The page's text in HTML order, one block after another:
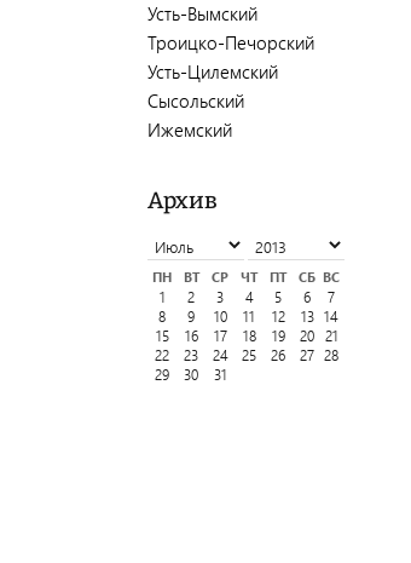
Усть-Вымский
Троицко-Печорский
Усть-Цилемский
Сысольский
Ижемский
Архив
ПН ВТ СР ЧТ ПТ СБ ВС
1
2 3 4 5 6
7
8
9 10 11 12 13 14
15
16 17 18 19 20 21
22
23 24 25 26 27 28
29
30 31